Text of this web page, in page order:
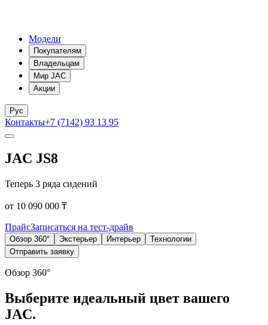
Модели
Покупателям
Владельцам
Мир JAC
Акции
Рус
Контакты+7 (7142) 93 13 95
JAC JS8
Теперь 3 ряда сидений
от 10 090 000 ₸
ПрайсЗаписаться на тест-драйв
Обзор 360° Экстерьер Интерьер
Технологии
Отправить заявку
Обзор 360°
Выберите идеальный цвет вашего
JAC.